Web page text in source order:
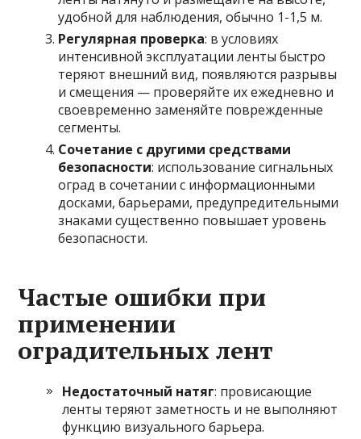
удобной для наблюдения, обычно 1-1,5 м.
Регулярная проверка: в условиях
интенсивной эксплуатации ленты быстро
теряют внешний вид, появляются разрывы
и смещения — проверяйте их ежедневно и
своевременно заменяйте поврежденные
сегменты.
Сочетание с другими средствами
безопасности: использование сигнальных
оград в сочетании с информационными
досками, барьерами, предупредительными
знаками существенно повышает уровень
безопасности.
Частые ошибки при
применении
оградительных лент
Недостаточный натяг: провисающие
ленты теряют заметность и не выполняют
функцию визуального барьера.